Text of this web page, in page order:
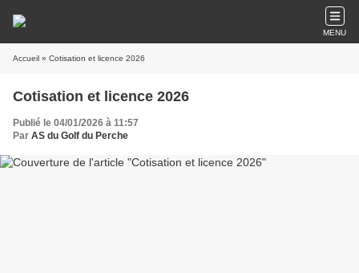
MENU
Accueil » Cotisation et licence 2026
Cotisation et licence 2026
Publié le 04/01/2026 à 11:57
Par AS du Golf du Perche